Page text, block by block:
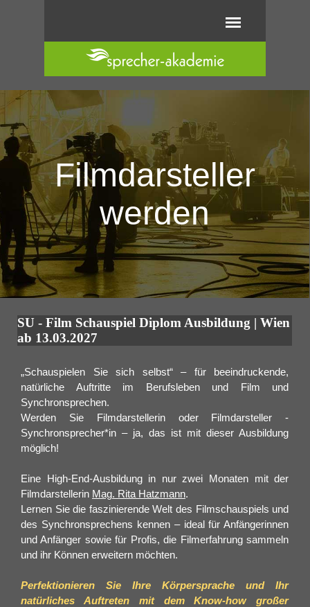
Filmdarsteller
werden
SU - Film Schauspiel Diplom Ausbildung | Wien
ab 13.03.2027
„Schauspielen Sie sich selbst“ – für beeindruckende,
natürliche Auftritte im Berufsleben und Film und
Synchronsprechen.
Werden Sie Filmdarstellerin oder Filmdarsteller -
Synchronsprecher*in – ja, das ist mit dieser Ausbildung
möglich!
Eine High-End-Ausbildung in nur zwei Monaten mit der
Filmdarstellerin Mag. Rita Hatzmann.
Lernen Sie die faszinierende Welt des Filmschauspiels und
des Synchronsprechens kennen – ideal für Anfängerinnen
und Anfänger sowie für Profis, die Filmerfahrung sammeln
und ihr Können erweitern möchten.
Perfektionieren Sie Ihre Körpersprache und Ihr
natürliches Auftreten mit dem Know-how großer